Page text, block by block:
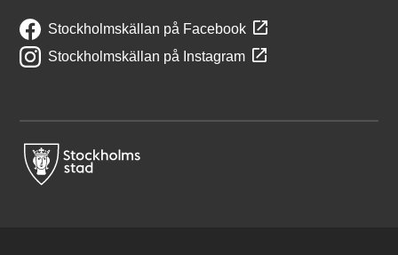
Stockholmskällan på Facebook
Stockholmskällan på Instagram